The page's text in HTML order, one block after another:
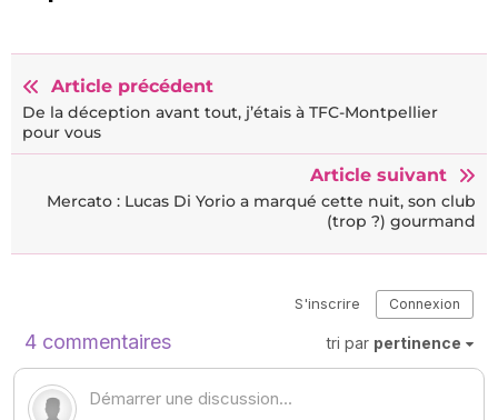
Article précédent
De la déception avant tout, j’étais à TFC-Montpellier
pour vous
Article suivant
Mercato : Lucas Di Yorio a marqué cette nuit, son club
(trop ?) gourmand